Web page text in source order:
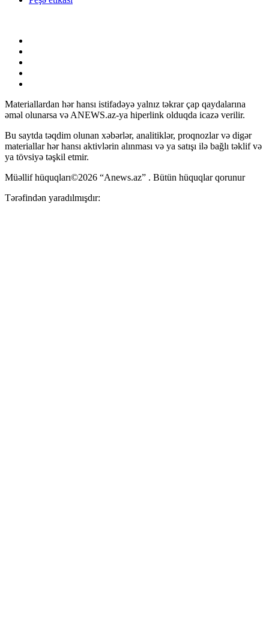
Materiallardan hər hansı istifadəyə yalnız təkrar çap qaydalarına
əməl olunarsa və ANEWS.az-ya hiperlink olduqda icazə verilir.
Bu saytda təqdim olunan xəbərlər, analitiklər, proqnozlar və digər
materiallar hər hansı aktivlərin alınması və ya satışı ilə bağlı təklif və
ya tövsiyə təşkil etmir.
Müəllif hüquqları©2026 “Anews.az” . Bütün hüquqlar qorunur
Tərəfindən yaradılmışdır: